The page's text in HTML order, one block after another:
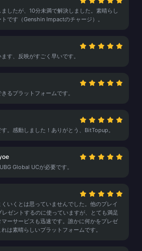
したが、10分未満で解決しました。素晴らし
です（Genshin Impactのチャージ）。
す、反映がすごく早いです。
るプラットフォームです。
。感動しました！ありがとう、BitTopup。
Global UCが必要です。
いくとは思っていませんでした。他のプレイ
ゼントするのに使っていますが、とても満足
マーサービスも迅速です。誰かに何かをプレゼ
は素晴らしいプラットフォームです。